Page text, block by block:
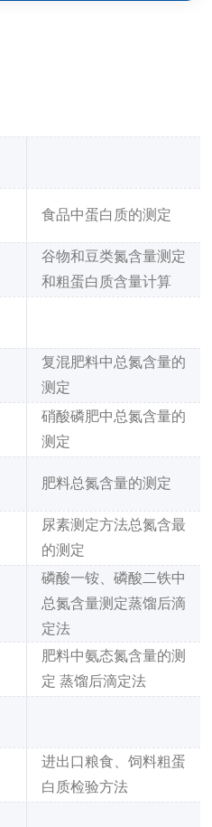
食品中蛋白质的测定
谷物和豆类氮含量测定
和粗蛋白质含量计算
复混肥料中总氮含量的
测定
硝酸磷肥中总氮含量的
测定
肥料总氮含量的测定
尿素测定方法总氮含最
的测定
磷酸一铵、磷酸二铁中
总氮含量测定蒸馏后滴
定法
肥料中氨态氮含量的测
定 蒸馏后滴定法
进出口粮食、饲料粗蛋
白质检验方法